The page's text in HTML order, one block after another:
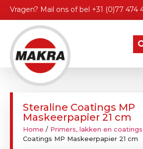
Vragen? Mail ons of bel +31 (0)77 474
Steraline Coatings MP
Maskeerpapier 21 cm
Home / Primers, lakken en coatings
Coatings MP Maskeerpapier 21 cm